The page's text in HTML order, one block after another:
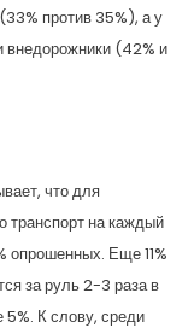
против 35%), а у
внедорожники (42% и
что для
транспорт на каждый
опрошенных. Еще 11%
за руль 2-3 раза в
5%. К слову, среди